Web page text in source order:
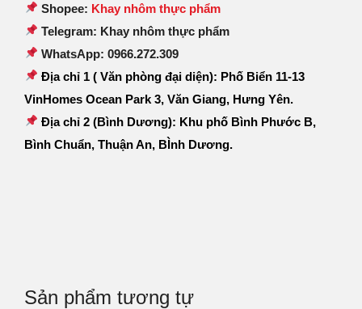
Shopee: Khay nhôm thực phẩm
Telegram: Khay nhôm thực phẩm
WhatsApp: 0966.272.309
Địa chỉ 1 ( Văn phòng đại diện): Phố Biển 11-13
VinHomes Ocean Park 3, Văn Giang, Hưng Yên.
Địa chỉ 2 (Bình Dương): Khu phố Bình Phước B,
Bình Chuẩn, Thuận An, BÌnh Dương.
Sản phẩm tương tự